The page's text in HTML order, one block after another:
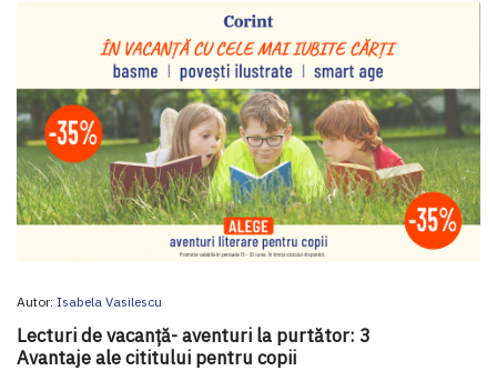
Autor: Isabela Vasilescu
Lecturi de vacanță- aventuri la purtător: 3
Avantaje ale cititului pentru copii